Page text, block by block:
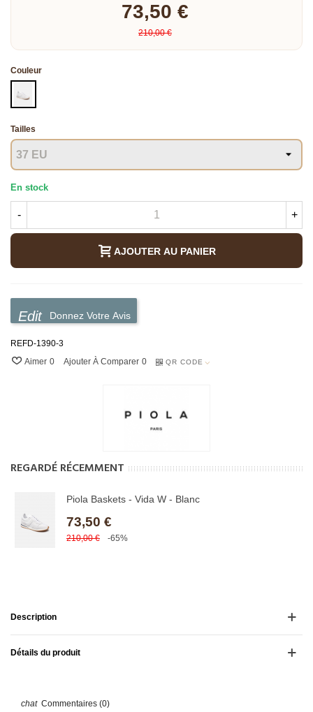
73,50 €
210,00 €
Couleur
Tailles
En stock
- +
AJOUTER AU PANIER
Donnez Votre Avis
REFD-1390-3
Aimer 0 Ajouter À Comparer 0 QR CODE
REGARDÉ RÉCEMMENT
Piola Baskets - Vida W - Blanc
73,50 €
210,00 € -65%
Description
Détails du produit
Commentaires (0)